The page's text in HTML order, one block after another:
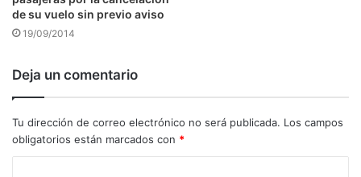
de su vuelo sin previo aviso
19/09/2014
Deja un comentario
Tu dirección de correo electrónico no será publicada. Los campos
obligatorios están marcados con *